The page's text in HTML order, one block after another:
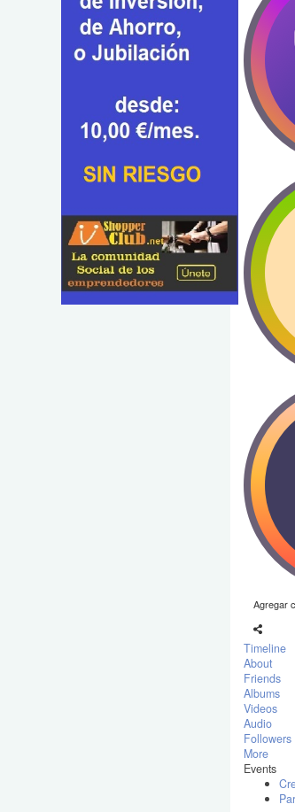
Agregar
Timeline
About
Friends
Albums
Videos
Audio
Followers
More
Events